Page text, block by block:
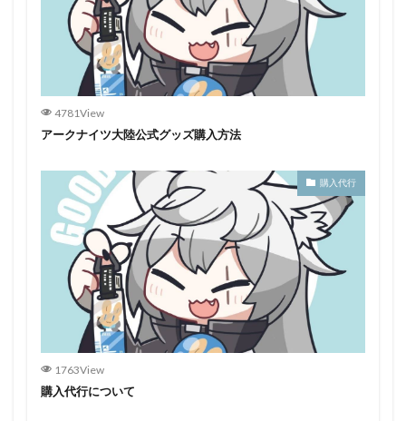
4781View
アークナイツ大陸公式グッズ購入方法
購入代行
1763View
購入代行について